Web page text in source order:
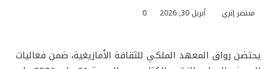
منتصر إثري أبريل 30, 2026 0
يحتضن رواق المعهد الملكي للثقافة الأمازيغية، ضمن فعاليات